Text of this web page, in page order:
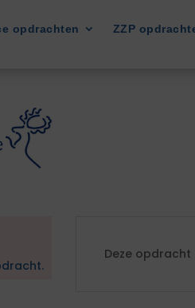
opdrachten ZZP
Deze opdracht